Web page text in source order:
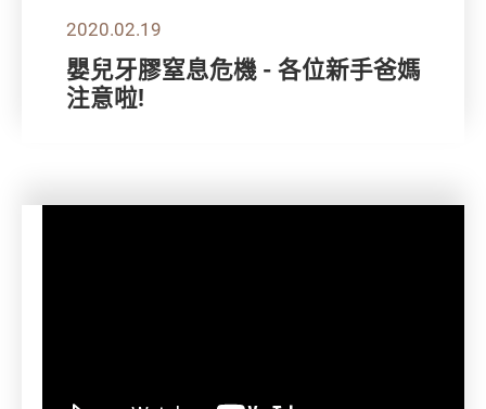
2020.02.19
嬰兒牙膠窒息危機 - 各位新手爸媽
注意啦!